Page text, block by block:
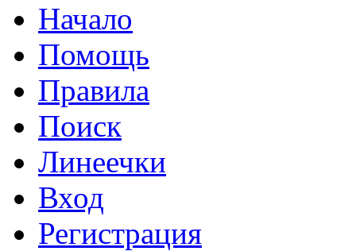
Начало
Помощь
Правила
Поиск
Линеечки
Вход
Регистрация